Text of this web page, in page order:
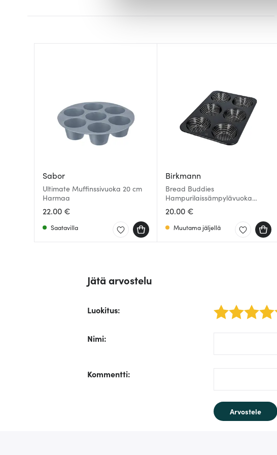
ja kävijämäärämme analysoimiseen.
kumppaneillemme tietoja siitä, miten
Sabor
Ultimate Muffinssivuoka 20 cm
Harmaa
22.00 €
Saatavilla
Birkmann
Bread Buddies
Hampurilaissämpylävuoka
rei'itetty 32x21 cm Musta
20.00 €
Muutama jäljellä
Jätä arvostelu
Luokitus: 1 star 2 stars 3 stars 4 stars
Nimi:
/form/label/
Kommentti:
Arvostele